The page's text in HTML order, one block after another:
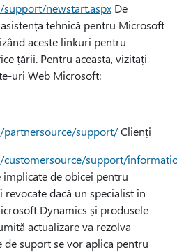
newstart.aspx De
tehnică pentru Microsoft
aceste linkuri pentru
țării. Pentru aceasta, vizitați
uri Web Microsoft:
support/Clienți
support/
implicate de obicei pentru
dacă un specialist în
Dynamics și produsele
actualizare va rezolva
suport se vor aplica pentru